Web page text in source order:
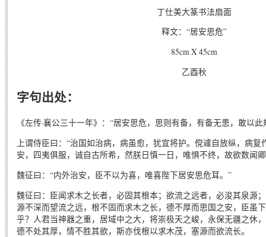
丁仕美大篆书法扇面
释文：“居安思危”
85cm X 45cm
乙酉秋
字句出处：
《左传·襄公三十一年》：“居安思危，思则有备，有备无患，敢以
上谓侍臣曰：“治国如治病，病虽愈，犹宜将护。傥遽自放纵，病
安，四夷俱服，诚自古所希，然朕日慎一日，唯惧不终，故欲数闻
魏征曰：“内外治安，臣不以为喜，唯喜陛下居安思危耳。”
魏征曰：臣闻求木之长者，必固其根本；欲流之远者，必浚其泉源
源不深而望流之远，根不固而求木之长，德不厚而思国之安，臣虽
乎？人君当神器之重，居域中之大，将崇极天之峻，永保无疆之休
德不处其厚，情不胜其欲，斯亦伐根以求木茂，塞源而欲流长。